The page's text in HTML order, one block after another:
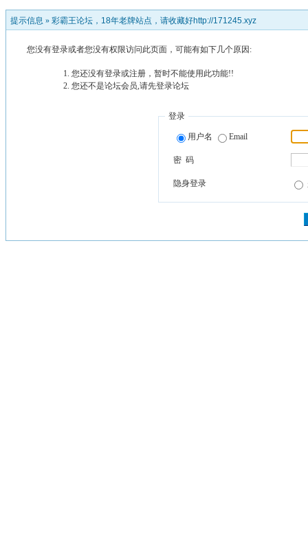
提示信息 » 彩霸王论坛，18年老牌站点，请收藏好http://171245.xyz
您没有登录或者您没有权限访问此页面，可能有如下几个原因:
您还没有登录或注册，暂时不能使用此功能!!
您还不是论坛会员,请先登录论坛
登录
用户名 Email
密 码
隐身登录